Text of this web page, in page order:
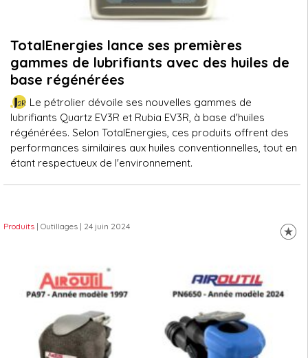
TotalEnergies lance ses premières
gammes de lubrifiants avec des huiles de
base régénérées
Le pétrolier dévoile ses nouvelles gammes de
lubrifiants Quartz EV3R et Rubia EV3R, à base d'huiles
régénérées. Selon TotalEnergies, ces produits offrent des
performances similaires aux huiles conventionnelles, tout en
étant respectueux de l'environnement.
Produits | Outillages | 24 juin 2024